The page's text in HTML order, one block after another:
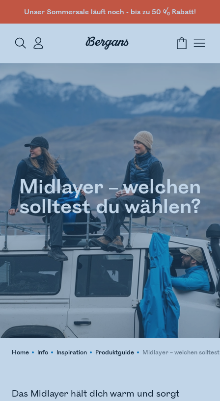
Unser Sommersale läuft noch - bis zu 50 % Rabatt!
Midlayer – welchen
solltest du wählen?
Home Info Inspiration Produktguide Midlayer – welchen
Das Midlayer hält dich warm und sorgt